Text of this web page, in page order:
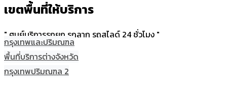
เขตพื้นที่ให้บริการ
" ศูนย์บริการรถยก รถลาก รถสไลด์ 24 ชั่วโมง "
กรุงเทพและปริมณฑล
พื้นที่บริการต่างจังหวัด
กรุงเทพปริมณฑล 2